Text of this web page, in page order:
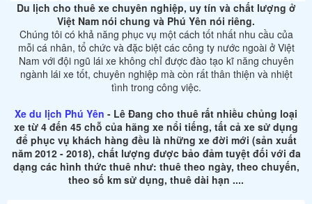
Du lịch cho thuê xe chuyên nghiệp, uy tín và chất lượng ở
Việt Nam nói chung và Phú Yên nói riêng.
Chúng tôi có khả năng phục vụ một cách tốt nhất nhu cầu của
mỗi cá nhân, tổ chức và đặc biệt các công ty nước ngoài ở Việt
Nam với đội ngũ lái xe không chỉ được đào tạo kĩ năng chuyên
ngành lái xe tốt, chuyên nghiệp mà còn rất thân thiện và nhiệt
tình trong công việc.
Xe du lịch Phú Yên - Lê Đang cho thuê rất nhiều chủng loại
xe từ 4 đến 45 chỗ của hãng xe nổi tiếng, tất cả xe sử dụng
để phục vụ khách hàng đều là những xe đời mới (sản xuất
năm 2012 - 2018), chất lượng được bảo đảm tuyệt đối với đa
dạng các hình thức thuê như: thuê theo ngày, theo chuyến,
theo số km sử dụng, thuê dài hạn ....